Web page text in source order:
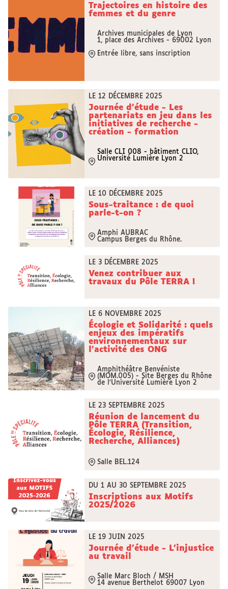
Trajectoires en histoire des
femmes et du genre
Archives municipales de Lyon
1, place des Archives - 69002 Lyon
Entrée libre, sans inscription
LE 12 DÉCEMBRE 2025
Journée d'étude - Les
partenariats en jeu dans les
initiatives de recherche -
création - formation
Salle CLI 008 - bâtiment CLIO,
Université Lumière Lyon 2
LE 10 DÉCEMBRE 2025
Sous-traitance : de quoi
parle-t-on ?
Amphi AUBRAC
Campus Berges du Rhône.
LE 3 DÉCEMBRE 2025
Venez contribuer aux
travaux du Pôle TERRA !
LE 6 NOVEMBRE 2025
Écologie et Solidarité : quels
enjeux des impératifs
environnementaux sur
l’activité des ONG
Amphithéâtre Benvéniste
(MOM.005) - Site Berges du Rhône
de l'Université Lumière Lyon 2
LE 23 SEPTEMBRE 2025
Réunion de lancement du
Pôle TERRA (Transition,
Écologie, Résilience,
Recherche, Alliances)
Salle BEL.124
DU 1 AU 30 SEPTEMBRE 2025
Inscriptions aux Motifs
2025/2026
LE 19 JUIN 2025
Journée d'étude - L'injustice
au travail
Salle Marc Bloch / MSH
14 avenue Berthelot 69007 Lyon